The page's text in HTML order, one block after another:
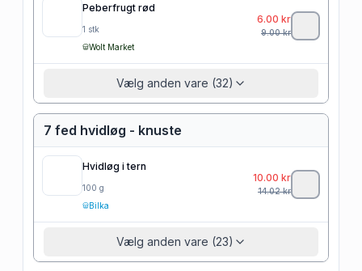
Peberfrugt rød
1 stk
Wolt Market
6.00 kr
9.00kr
Vælg anden vare (32)
7 fed hvidløg - knuste
Hvidløg i tern
100 g
Bilka
10.00 kr
14.02kr
Vælg anden vare (23)